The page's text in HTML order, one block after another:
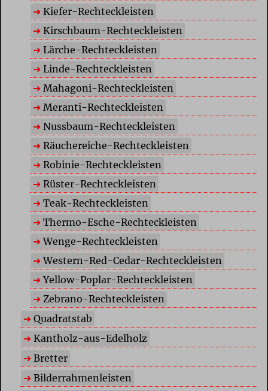
Kiefer-Rechteckleisten
Kirschbaum-Rechteckleisten
Lärche-Rechteckleisten
Linde-Rechteckleisten
Mahagoni-Rechteckleisten
Meranti-Rechteckleisten
Nussbaum-Rechteckleisten
Räuchereiche-Rechteckleisten
Robinie-Rechteckleisten
Rüster-Rechteckleisten
Teak-Rechteckleisten
Thermo-Esche-Rechteckleisten
Wenge-Rechteckleisten
Western-Red-Cedar-Rechteckleisten
Yellow-Poplar-Rechteckleisten
Zebrano-Rechteckleisten
Quadratstab
Kantholz-aus-Edelholz
Bretter
Bilderrahmenleisten